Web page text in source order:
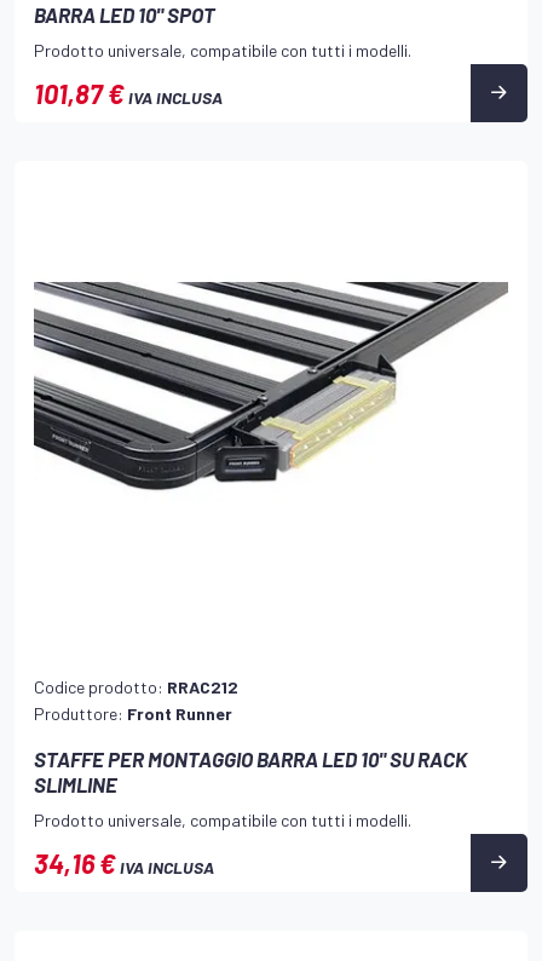
BARRA LED 10" SPOT
Prodotto universale, compatibile con tutti i modelli.
101,87 €IVA INCLUSA
Codice prodotto: RRAC212
Produttore: Front Runner
STAFFE PER MONTAGGIO BARRA LED 10" SU RACK
SLIMLINE
Prodotto universale, compatibile con tutti i modelli.
34,16 €IVA INCLUSA